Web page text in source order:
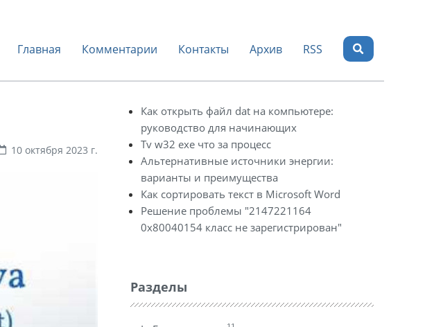
Главная Комментарии Контакты Архив RSS
10 октября 2023 г.
Как открыть файл dat на компьютере:
руководство для начинающих
Tv w32 exe что за процесс
Альтернативные источники энергии:
варианты и преимущества
Как сортировать текст в Microsoft Word
Решение проблемы "2147221164
0x80040154 класс не зарегистрирован"
Разделы